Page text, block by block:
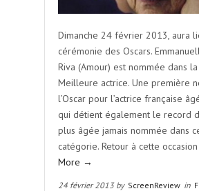
Dimanche 24 février 2013, aura
cérémonie des Oscars.
Riva (Amour) est nommée dans
Meilleure actrice. Une première
l’Oscar pour l’actrice française
qui détient également le record
plus âgée jamais nommée dans
catégorie. Retour à cette
More →
24 février 2013 by ScreenReview in